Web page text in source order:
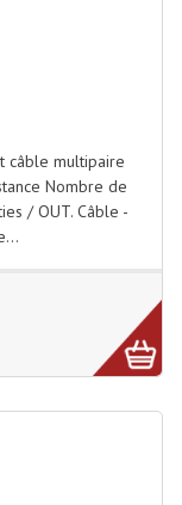
câble multipaire
Nombre de
/ OUT. Câble -